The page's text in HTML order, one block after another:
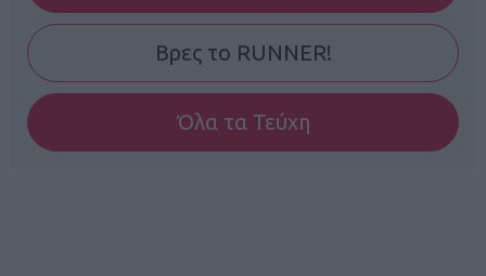
Βρες το RUNNER!
Όλα τα Τεύχη